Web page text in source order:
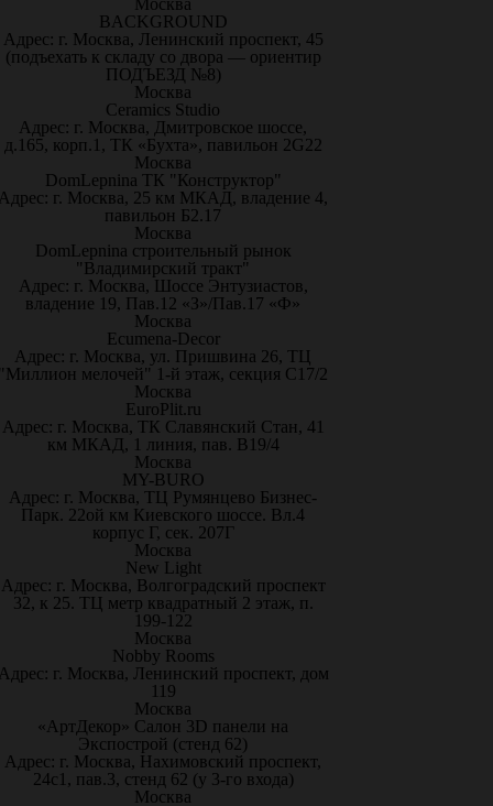
Москва
BACKGROUND
Адрес: г. Москва, Ленинский проспект, 45
(подъехать к складу со двора — ориентир
ПОДЪЕЗД №8)
Москва
Ceramics Studio
Адрес: г. Москва, Дмитровское шоссе,
д.165, корп.1, ТК «Бухта», павильон 2G22
Москва
DomLepnina ТК "Конструктор"
г. Москва, 25 км МКАД, владение 4,
павильон Б2.17
Москва
DomLepnina строительный рынок
"Владимирский тракт"
Адрес: г. Москва, Шоссе Энтузиастов,
владение 19, Пав.12 «З»/Пав.17 «Ф»
Москва
Ecumena-Decor
Адрес: г. Москва, ул. Пришвина 26, ТЦ
мелочей" 1-й этаж, секция С17/2
Москва
EuroPlit.ru
Адрес: г. Москва, ТК Славянский Стан, 41
км МКАД, 1 линия, пав. В19/4
Москва
MY-BURO
Адрес: г. Москва, ТЦ Румянцево Бизнес-
Парк. 22ой км Киевского шоссе. Вл.4
корпус Г, сек. 207Г
Москва
New Light
Адрес: г. Москва, Волгоградский проспект
32, к 25. ТЦ метр квадратный 2 этаж, п.
199-122
Москва
Nobby Rooms
г. Москва, Ленинский проспект, дом
119
Москва
«АртДекор» Салон 3D панели на
Экспострой (стенд 62)
Адрес: г. Москва, Нахимовский проспект,
24с1, пав.3, стенд 62 (у 3-го входа)
Москва